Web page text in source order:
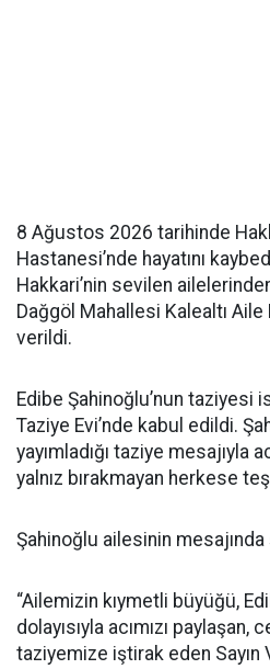
8 Ağustos 2026 tarihinde
Hastanesi’nde hayatını
Hakkari’nin sevilen
Dağgöl Mahallesi Kalealtı Aile
verildi.
Edibe Şahinoğlu’nun taziyesi
Taziye Evi’nde kabul edildi.
yayımladığı taziye mesajıyla
yalnız bırakmayan herkese
Şahinoğlu ailesinin
“Ailemizin kıymetli büyüğü,
dolayısıyla acımızı
taziyemize iştirak eden Sayın